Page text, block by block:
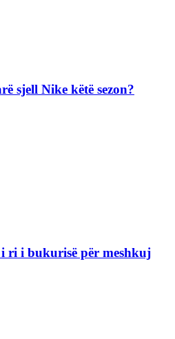
sjell Nike këtë sezon?
i ri i bukurisë për meshkuj